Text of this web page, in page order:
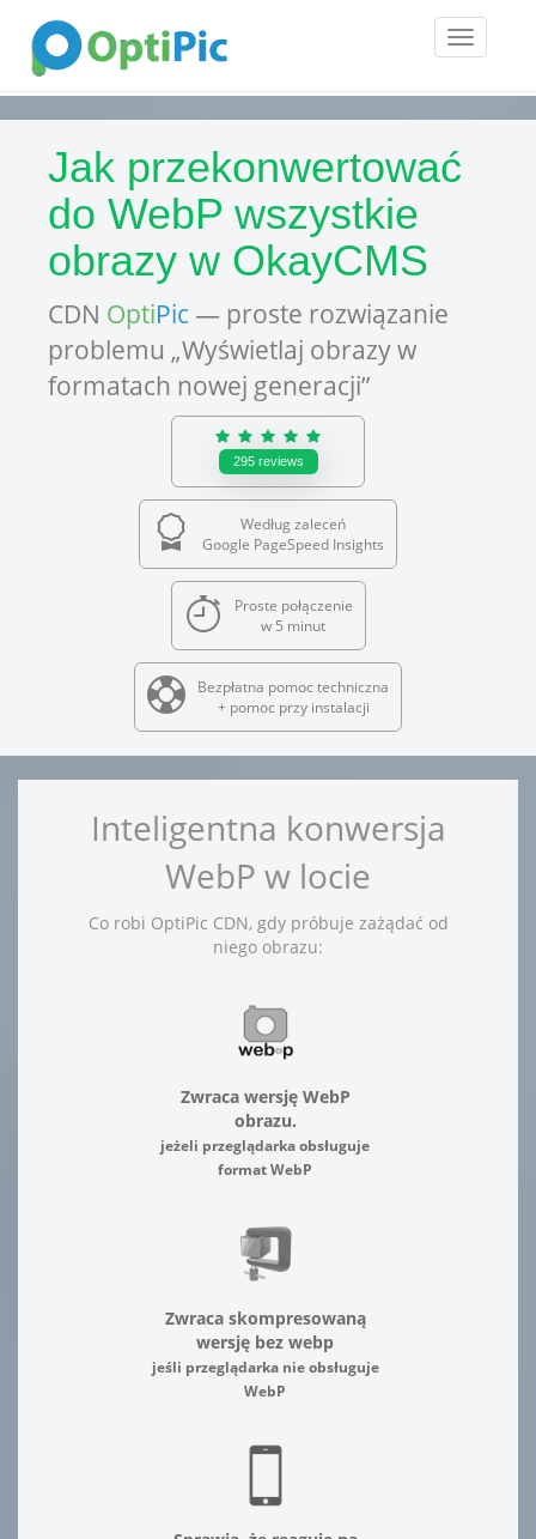
Toggle
Jak przekonwertować
do WebP wszystkie
obrazy w OkayCMS
CDN OptiPic — proste rozwiązanie
problemu „Wyświetlaj obrazy w
formatach nowej generacji”
295 reviews
Według zaleceń
Google PageSpeed Insights
Proste połączenie
w 5 minut
Bezpłatna pomoc techniczna
+ pomoc przy instalacji
Inteligentna konwersja
WebP w locie
Co robi OptiPic CDN, gdy próbuje zażądać od
niego obrazu:
Zwraca wersję WebP
obrazu.
jeżeli przeglądarka obsługuje
format WebP
Zwraca skompresowaną
wersję bez webp
jeśli przeglądarka nie obsługuje
WebP